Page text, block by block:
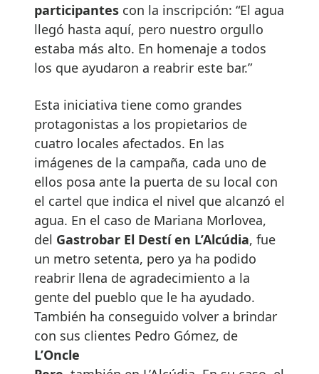
participantes con la inscripción: “El agua
llegó hasta aquí, pero nuestro orgullo
estaba más alto. En homenaje a todos
los que ayudaron a reabrir este bar.”
Esta iniciativa tiene como grandes
protagonistas a los propietarios de
cuatro locales afectados. En las
imágenes de la campaña, cada uno de
ellos posa ante la puerta de su local con
el cartel que indica el nivel que alcanzó el
agua. En el caso de Mariana Morlovea,
del Gastrobar El Destí en L’Alcúdia, fue
un metro setenta, pero ya ha podido
reabrir llena de agradecimiento a la
gente del pueblo que le ha ayudado.
También ha conseguido volver a brindar
con sus clientes Pedro Gómez, de
L’Oncle